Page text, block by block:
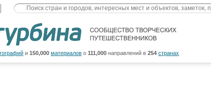
и 150,000 материалов о 111,000 направлений в 254 странах